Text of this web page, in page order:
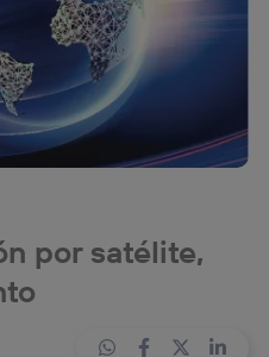
por satélite,